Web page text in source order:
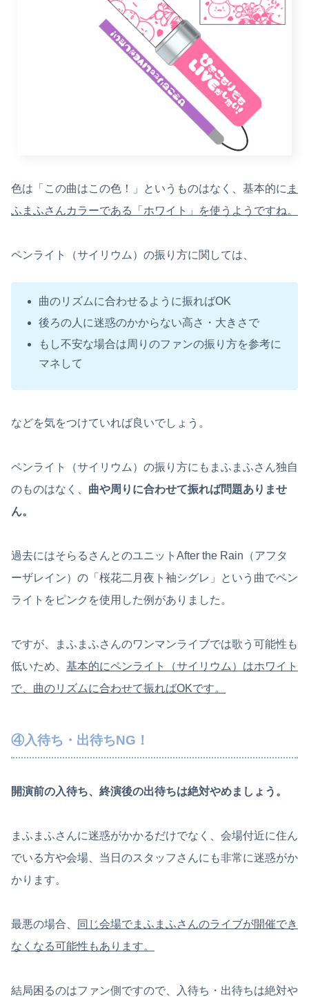
色は「この曲はこの色！」というものはなく、基本的に ま
ふまふさんカラーである「ホワイト」を使うようですね。
ペンライト（サイリウム）の振り方に関しては、
曲のリズムに合わせるように振ればOK
後ろの人に迷惑のかからない高さ・大きさで
もし不安な場合は周りのファンの振り方を参考に
マネして
などを気をつけていれば良いでしょう。
ペンライト（サイリウム）の振り方にもまふまふさん独自
のものはなく、 曲や周りに合わせて振れば問題ありませ
ん。
過去にはそらるさんとのユニットAfter the Rain（アフタ
ーザレイン）の「桜花二月夜ト袖シグレ」という曲でペン
ライトをピンクを使用した例がありました。
ですが、まふまふさんのワンマンライブでは歌う可能性も
低いため、 基本的にペンライト（サイリウム）はホワイト
で、曲のリズムに合わせて振ればOKです。
④入待ち・出待ちNG！
開演前の入待ち、終演後の出待ちは絶対やめましょう。
まふまふさんに迷惑がかかるだけでなく、会場付近に住ん
でいる方や会場、当日のスタッフさんにも非常に迷惑がか
かります。
最悪の場合、
同じ会場でまふまふさんのライブが開催でき
なくなる可能性もあります。
結局困るのはファン側ですので、入待ち・出待ちは絶対や